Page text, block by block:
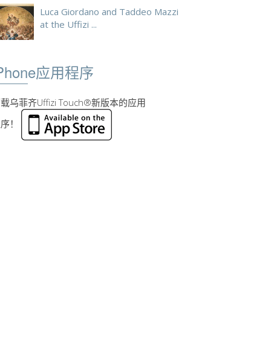
Luca Giordano and Taddeo Mazzi
at the Uffizi ...
应用程序
乌菲齐Uffizi Touch®新版本的应用
！